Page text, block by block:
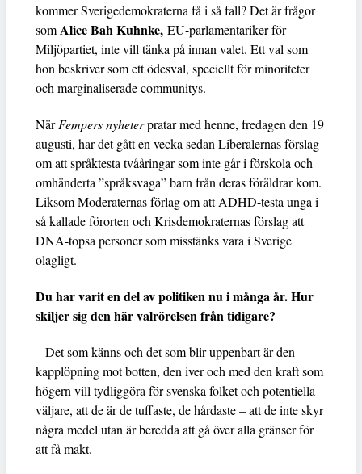
kommer Sverigedemokraterna få i så fall? Det är frågor
somAlice Bah Kuhnke, EU-parlamentariker för
Miljöpartiet, inte vill tänka på innan valet. Ett val som
hon beskriver som ett ödesval, speciellt för minoriteter
och marginaliserade communitys.
NärFempers nyheterpratar med henne, fredagen den 19
augusti, har det gått en vecka sedan Liberalernas förslag
om att språktesta tvååringar som inte går i förskola och
omhänderta ”språksvaga” barn från deras föräldrar kom.
Liksom Moderaternas förlag om att ADHD-testa unga i
så kallade förorten och Krisdemokraternas förslag att
DNA-topsa personer som misstänks vara i Sverige
olagligt.
Du har varit en del av politiken nu i många år. Hur
skiljer sig den här valrörelsen från tidigare?
– Det som känns och det som blir uppenbart är den
kapplöpning mot botten, den iver och med den kraft som
högern vill tydliggöra för svenska folket och potentiella
väljare, att de är de tuffaste, de hårdaste – att de inte skyr
några medel utan är beredda att gå över alla gränser för
att få makt.